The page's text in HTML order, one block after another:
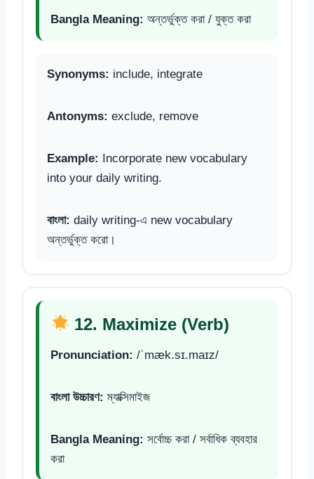
Bangla Meaning: অন্তর্ভুক্ত করা / যুক্ত করা
Synonyms: include, integrate
Antonyms: exclude, remove
Example: Incorporate new vocabulary
into your daily writing.
বাংলা: daily writing-এ new vocabulary
অন্তর্ভুক্ত করো।
12. Maximize (Verb)
Pronunciation: /ˈmæk.sɪ.maɪz/
বাংলা উচ্চারণ: ম্যাক্সিমাইজ
Bangla Meaning: সর্বোচ্চ করা / সর্বাধিক ব্যবহার
করা